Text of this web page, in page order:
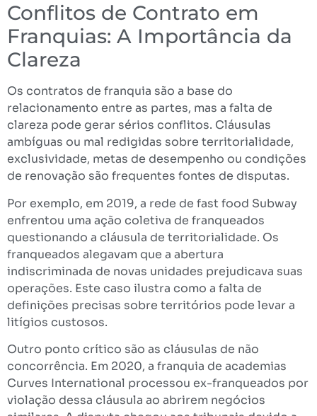
Conflitos de Contrato em
Franquias: A Importância da
Clareza
Os contratos de franquia são a base do
relacionamento entre as partes, mas a falta de
clareza pode gerar sérios conflitos. Cláusulas
ambíguas ou mal redigidas sobre territorialidade,
exclusividade, metas de desempenho ou condições
de renovação são frequentes fontes de disputas.
Por exemplo, em 2019, a rede de fast food Subway
enfrentou uma ação coletiva de franqueados
questionando a cláusula de territorialidade. Os
franqueados alegavam que a abertura
indiscriminada de novas unidades prejudicava suas
operações. Este caso ilustra como a falta de
definições precisas sobre territórios pode levar a
litígios custosos.
Outro ponto crítico são as cláusulas de não
concorrência. Em 2020, a franquia de academias
Curves International processou ex-franqueados por
violação dessa cláusula ao abrirem negócios